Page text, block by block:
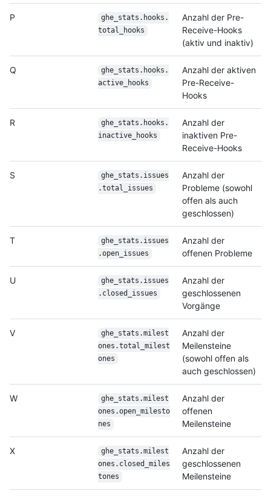
P
ghe_stats.hooks.
total_hooks
Anzahl der Pre-
Receive-Hooks
(aktiv und inaktiv)
Q
ghe_stats.hooks.
active_hooks
Anzahl der aktiven
Pre-Receive-
Hooks
R
ghe_stats.hooks.
inactive_hooks
Anzahl der
inaktiven Pre-
Receive-Hooks
S
ghe_stats.issues
.total_issues
Anzahl der
Probleme (sowohl
offen als auch
geschlossen)
T
ghe_stats.issues
.open_issues
Anzahl der
offenen Probleme
U
ghe_stats.issues
.closed_issues
Anzahl der
geschlossenen
Vorgänge
V
ghe_stats.milest
ones.total_milest
ones
Anzahl der
Meilensteine
(sowohl offen als
auch geschlossen)
W
ghe_stats.milest
ones.open_milesto
nes
Anzahl der
offenen
Meilensteine
X
ghe_stats.milest
ones.closed_miles
tones
Anzahl der
geschlossenen
Meilensteine